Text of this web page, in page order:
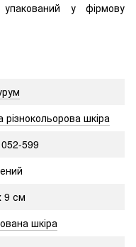
у фірмову
різнокольорова шкіра
599
9 см
шкіра